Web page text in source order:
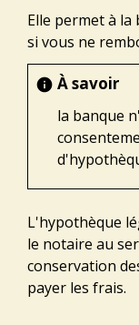
Elle permet à
si vous ne
info À savoir
la banque
L'hypothèque
le notaire au
conservation
payer les frais.